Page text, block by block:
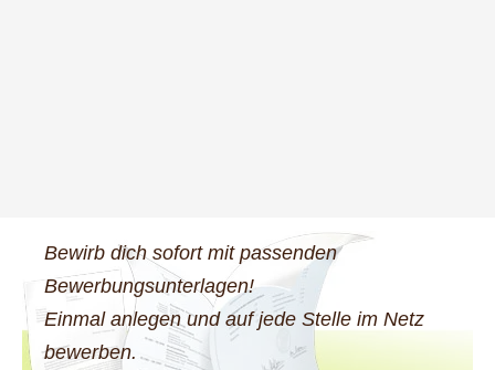
Bewirb dich sofort mit passenden
Bewerbungsunterlagen!
Einmal anlegen und auf jede Stelle im Netz
bewerben.